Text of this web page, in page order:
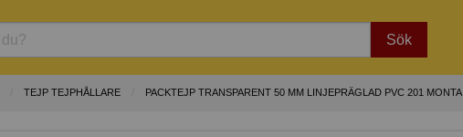
Sök
TEJP TEJPHÅLLARE PACKTEJP TRANSPARENT 50 MM LINJEPRÄGLAD PVC 201 MONTA